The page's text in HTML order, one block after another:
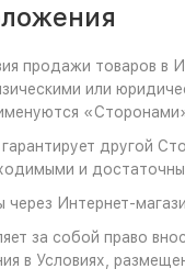
продажи товаров в
или
другой
и
через Интернет-
за собой право
в Условиях,